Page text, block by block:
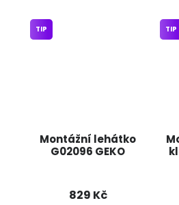
Montážní lehátko
G02096 GEKO
TIP
829 Kč
TIP